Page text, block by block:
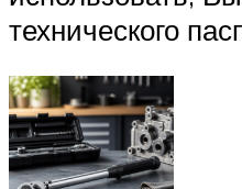
технического